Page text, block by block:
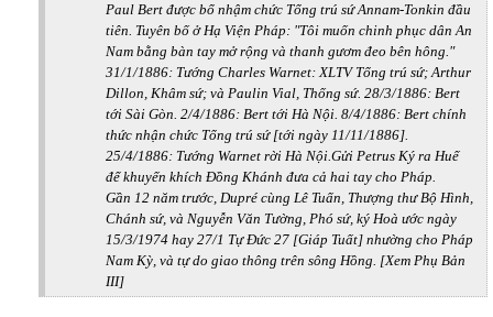
Paul Bert được bổ nhậm chức Tổng trú sứ Annam-Tonkin đầu
tiên. Tuyên bố ở Hạ Viện Pháp: "Tôi muốn chinh phục dân An
Nam bằng bàn tay mở rộng và thanh gươm đeo bên hông."
31/1/1886: Tướng Charles Warnet: XLTV Tổng trú sứ; Arthur
Dillon, Khâm sứ; và Paulin Vial, Thống sứ. 28/3/1886: Bert
tới Sài Gòn. 2/4/1886: Bert tới Hà Nội. 8/4/1886: Bert chính
thức nhận chức Tổng trú sứ [tới ngày 11/11/1886].
25/4/1886: Tướng Warnet rời Hà Nội.Gửi Petrus Ký ra Huế
để khuyến khích Đồng Khánh đưa cả hai tay cho Pháp.
Gần 12 năm trước, Dupré cùng Lê Tuấn, Thượng thư Bộ Hình,
Chánh sứ, và Nguyễn Văn Tường, Phó sứ, ký Hoà ước ngày
15/3/1974 hay 27/1 Tự Đức 27 [Giáp Tuất] nhường cho Pháp
Nam Kỳ, và tự do giao thông trên sông Hồng. [Xem Phụ Bản
III]